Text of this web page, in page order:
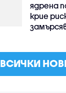
ядрена
крие
ВСИЧКИ